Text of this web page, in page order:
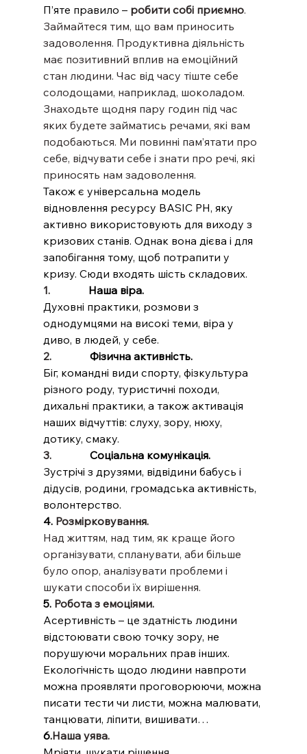
П’яте правило – робити собі приємно.
Займайтеся тим, що вам приносить
задоволення. Продуктивна діяльність
має позитивний вплив на емоційний
стан людини. Час від часу тіште себе
солодощами, наприклад, шоколадом.
Знаходьте щодня пару годин під час
яких будете займатись речами, які вам
подобаються. Ми повинні пам’ятати про
себе, відчувати себе і знати про речі, які
приносять нам задоволення.
Також є універсальна модель
відновлення ресурсу BASIC PH, яку
активно використовують для виходу з
кризових станів. Однак вона дієва і для
запобігання тому, щоб потрапити у
кризу. Сюди входять шість складових.
1. Наша віра.
Духовні практики, розмови з
однодумцями на високі теми, віра у
диво, в людей, у себе.
2. Фізична активність.
Біг, командні види спорту, фізкультура
різного роду, туристичні походи,
дихальні практики, а також активація
наших відчуттів: слуху, зору, нюху,
дотику, смаку.
3. Соціальна комунікація.
Зустрічі з друзями, відвідини бабусь і
дідусів, родини, громадська активність,
волонтерство.
4. Розмірковування.
Над життям, над тим, як краще його
організувати, спланувати, аби більше
було опор, аналізувати проблеми і
шукати способи їх вирішення.
5. Робота з емоціями.
Асертивність – це здатність людини
відстоювати свою точку зору, не
порушуючи моральних прав інших.
Екологічність щодо людини навпроти
можна проявляти проговорюючи, можна
писати тести чи листи, можна малювати,
танцювати, ліпити, вишивати…
6.Наша уява.